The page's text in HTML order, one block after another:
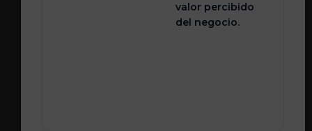
valor percibido
del negocio.